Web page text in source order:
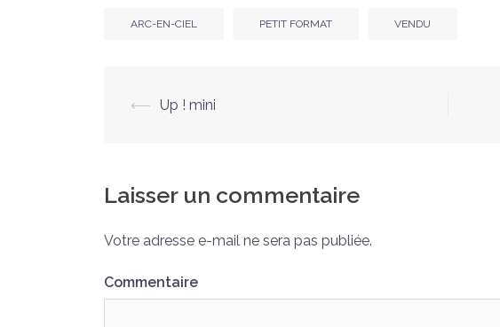
ARC-EN-CIEL PETIT FORMAT VENDU
Navigation
⟵ Up ! mini
Laisser un commentaire
Votre adresse e-mail ne sera pas publiée.
Commentaire